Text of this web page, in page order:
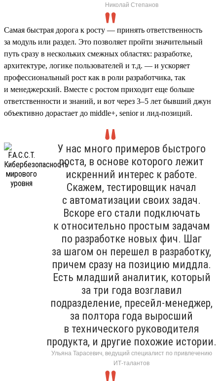
Николай Степанов
Самая быстрая дорога к росту — принять ответственность
за модуль или раздел. Это позволяет пройти значительный
путь сразу в нескольких смежных областях: разработке,
архитектуре, логике пользователей и т.д. — и ускоряет
профессиональный рост как в роли разработчика, так
и менеджерский. Вместе с ростом приходит еще больше
ответственности и знаний, и вот через 3–5 лет бывший джун
объективно дорастает до middle+, senior и лид-позиций.
У нас много примеров быстрого
роста, в основе которого лежит
искренний интерес к работе.
Скажем, тестировщик начал
с автоматизации своих задач.
Вскоре его стали подключать
к относительно простым задачам
по разработке новых фич. Шаг
за шагом он перешел в разработку,
причем сразу на позицию миддла.
Есть младший аналитик, который
за три года возглавил
подразделение, пресейл-менеджер,
за полтора года выросший
в технического руководителя
продукта, и другие похожие истории.
Ульяна Тарасевич, ведущий специалист по привлечению
ИТ-талантов